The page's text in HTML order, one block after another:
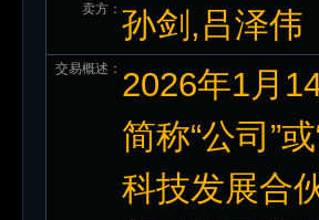
卖方： 孙剑,吕泽伟
交易概述： 2026年1月
简称“公司”
科技发展合